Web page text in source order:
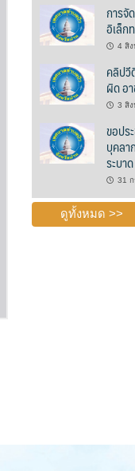
การจั
อิเล็ก
4 สิ
คลิปวี
ผิด อ
3 สิ
ขอปร
บุคลา
ระบา
31
ดูทั้งหมด >>